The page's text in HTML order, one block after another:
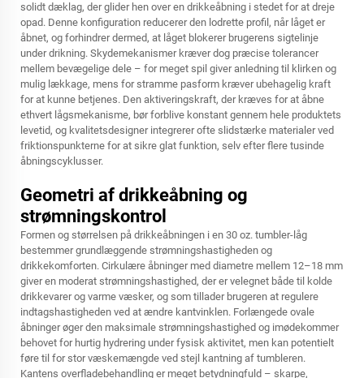
solidt dæklag, der glider hen over en drikkeåbning i stedet for at dreje
opad. Denne konfiguration reducerer den lodrette profil, når låget er
åbnet, og forhindrer dermed, at låget blokerer brugerens sigtelinje
under drikning. Skydemekanismer kræver dog præcise tolerancer
mellem bevægelige dele – for meget spil giver anledning til klirken og
mulig lækkage, mens for stramme pasform kræver ubehagelig kraft
for at kunne betjenes. Den aktiveringskraft, der kræves for at åbne
ethvert lågsmekanisme, bør forblive konstant gennem hele produktets
levetid, og kvalitetsdesigner integrerer ofte slidstærke materialer ved
friktionspunkterne for at sikre glat funktion, selv efter flere tusinde
åbningscyklusser.
Geometri af drikkeåbning og
strømningskontrol
Formen og størrelsen på drikkeåbningen i en 30 oz. tumbler-låg
bestemmer grundlæggende strømningshastigheden og
drikkekomforten. Cirkulære åbninger med diametre mellem 12–18 mm
giver en moderat strømningshastighed, der er velegnet både til kolde
drikkevarer og varme væsker, og som tillader brugeren at regulere
indtagshastigheden ved at ændre kantvinklen. Forlængede ovale
åbninger øger den maksimale strømningshastighed og imødekommer
behovet for hurtig hydrering under fysisk aktivitet, men kan potentielt
føre til for stor væskemængde ved stejl kantning af tumbleren.
Kantens overfladebehandling er meget betydningfuld – skarpe,